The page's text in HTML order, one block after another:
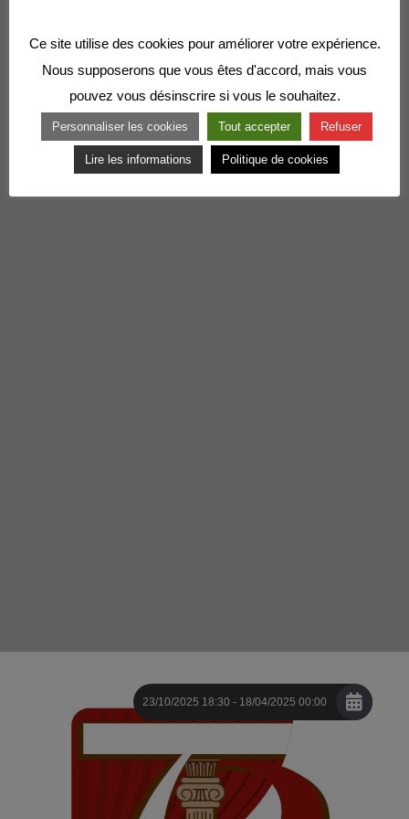
23/10/2025 18:30 - 18/04/2025 00:00
Ce site utilise des cookies pour améliorer votre expérience.
Nous supposerons que vous êtes d'accord, mais vous
pouvez vous désinscrire si vous le souhaitez.
Personnaliser les cookies Tout accepter Refuser
Lire les informations Politique de cookies